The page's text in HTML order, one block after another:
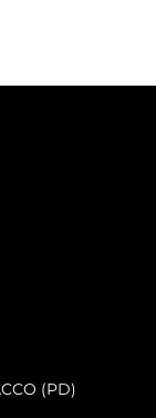
(PD)